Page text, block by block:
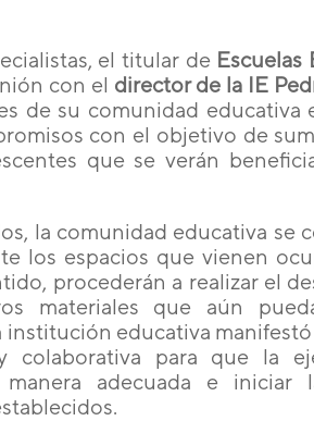
el titular de Escuelas
con el director de la IE
de su comunidad educativa
con el objetivo de
que se verán
la comunidad educativa se
los espacios que vienen
procederán a realizar el
materiales que aún
institución educativa
colaborativa para que la
adecuada e iniciar